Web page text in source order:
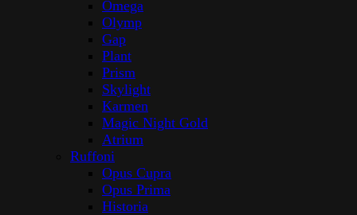
Omega
Olymp
Gap
Plant
Prism
Skylight
Karmen
Magic Night Gold
Atrium
Ruffoni
Opus Cupra
Opus Prima
Historia